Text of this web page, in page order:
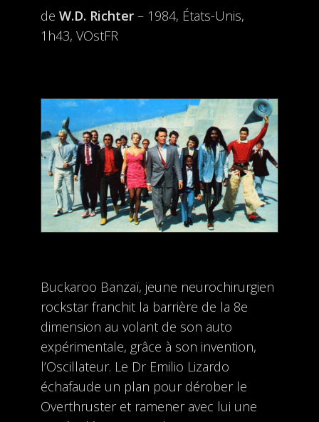
de W.D. Richter– 1984, États-Unis,
1h43, VOstFR
Buckaroo Banzaï, jeune neurochirurgien
rockstar franchit la barrière de la 8e
dimension au volant de son auto
expérimentale, grâce à son invention,
l’Oscillateur. Le Dr Emilio Lizardo
échafaude un plan pour dérober le
Overthruster et ramener avec lui une